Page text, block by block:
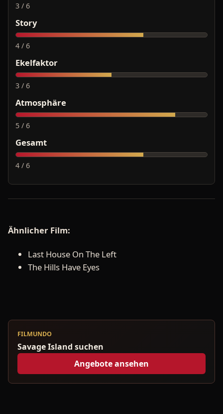
3 / 6
Story
4 / 6
Ekelfaktor
3 / 6
Atmosphäre
5 / 6
Gesamt
4 / 6
Ähnlicher Film:
Last House On The Left
The Hills Have Eyes
FILMUNDO
Savage Island suchen
Angebote ansehen